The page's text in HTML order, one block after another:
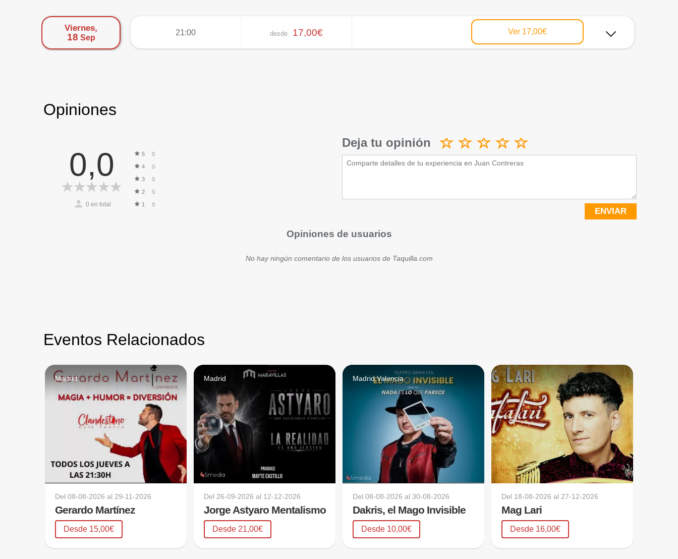
Viernes,
18 Sep
21:00 desde 17,00€ Ver 17,00€
Opiniones
0,0
0 en total
5 0
4 0
3 0
2 0
1 0
Deja tu opinión
ENVIAR
Opiniones de usuarios
No hay ningún comentario de los usuarios de Taquilla.com
Eventos Relacionados
Madrid
Del08-08-2026 al29-11-2026
Gerardo Martínez
Desde 15,00€
Madrid
Del26-09-2026 al 12-12-2026
Jorge Astyaro Mentalismo
Desde 21,00€
Madrid,Valencia
Del08-08-2026 al30-08-2026
Dakris, el Mago Invisible
Desde 10,00€
Del 18-08-2026 al27-12-2026
Mag Lari
Desde 16,00€